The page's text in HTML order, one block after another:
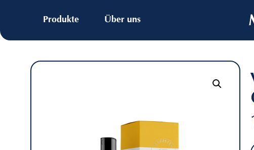
Produkte Über uns